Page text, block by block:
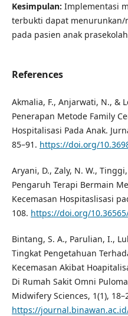
Kesimpulan: Implementasi
terbukti dapat menurunkan/
pada pasien anak
References
Akmalia, F., Anjarwati, N., &
Penerapan Metode Family
Hospitalisasi Pada Anak.
85–91. https://doi.org/
Aryani, D., Zaly, N. W.,
Pengaruh Terapi Bermain
Kecemasan Hospitaslisasi
108. https://doi.org/
Bintang, S. A., Parulian, I.,
Tingkat Pengetahuan
Kecemasan Akibat
Di Rumah Sakit Omni
Midwifery Sciences, 1(1),
https://